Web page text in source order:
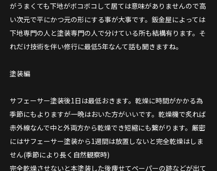
がうまくても下地がボコボコして居ては意味がありませんので高
い次元で平にかつ元の形にする事が大事です。鈑金屋によっては
下地専門の人と塗装専門の人で分けている所も結構有ります。そ
れだけ技術を伴い修行に最低5年なんて話も聞きますね。
塗装編
サフェーサー塗装後1日は最低おきます。乾燥に時間がかかる為
季節にもよりますが一晩はおいた方がいいです。乾燥機で炙れば
赤外線なんで中と外両方から乾燥でき短縮にも繋がります。厳密
にはサフェーサー塗装から1週間は放置しないと完全乾燥はしま
せん(季節により長く自然観察時)
完全乾燥させないと本塗装した後痩せてペーパーの跡などが出て